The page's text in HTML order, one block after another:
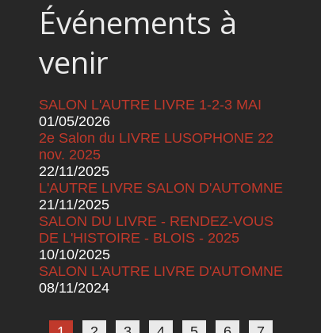
Événements à
venir
SALON L'AUTRE LIVRE 1-2-3 MAI
01/05/2026
2e Salon du LIVRE LUSOPHONE 22
nov. 2025
22/11/2025
L'AUTRE LIVRE SALON D'AUTOMNE
21/11/2025
SALON DU LIVRE - RENDEZ-VOUS
DE L'HISTOIRE - BLOIS - 2025
10/10/2025
SALON L'AUTRE LIVRE D'AUTOMNE
08/11/2024
Pages